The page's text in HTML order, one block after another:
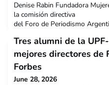
Denise Rabin Fundadora
la comisión directiva
del Foro de Periodismo
primer día con nosotros, ¿qué
yo del pasado y qué le dirías
Cuando hice el posgrado
concepto de networking. Con el
Tres alumni de la
mejores directores de
Forbes
June 28, 2026